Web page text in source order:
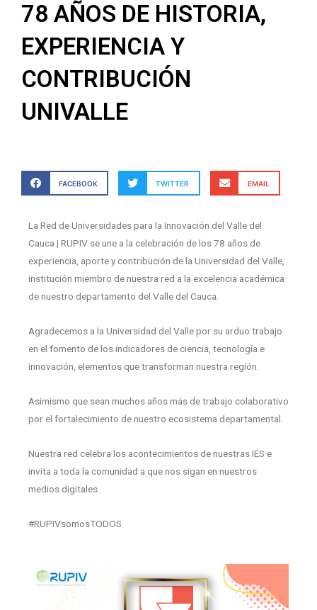
78 AÑOS DE HISTORIA,
EXPERIENCIA Y
CONTRIBUCIÓN
UNIVALLE
FACEBOOK TWITTER EMAIL
La Red de Universidades para la Innovación del Valle del
Cauca | RUPIV se une a la celebración de los 78 años de
experiencia, aporte y contribución de la Universidad del Valle,
institución miembro de nuestra red a la excelencia académica
de nuestro departamento del Valle del Cauca.
Agradecemos a la Universidad del Valle por su arduo trabajo
en el fomento de los indicadores de ciencia, tecnología e
innovación, elementos que transforman nuestra región.
Asimismo que sean muchos años más de trabajo colaborativo
por el fortalecimiento de nuestro ecosistema departamental.
Nuestra red celebra los acontecimientos de nuestras IES e
invita a toda la comunidad a que nos sigan en nuestros
medios digitales.
#RUPIVsomosTODOS